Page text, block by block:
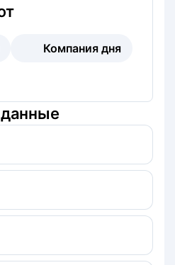
Компания дня